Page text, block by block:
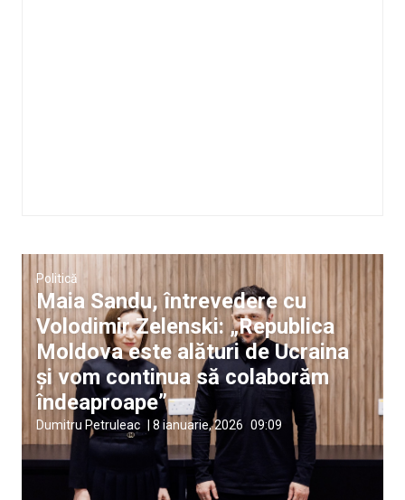
Politică
Maia Sandu, întrevedere cu
Volodimir Zelenski: „Republica
Moldova este alături de Ucraina
și vom continua să colaborăm
îndeaproape”
Dumitru Petruleac 8 ianuarie, 2026 09:09